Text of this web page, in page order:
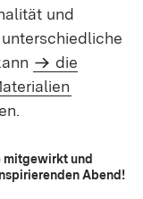
und
die
mitgewirkt und
Abend!